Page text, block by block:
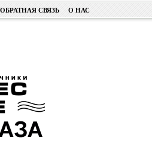
ОБРАТНАЯ СВЯЗЬ О НАС